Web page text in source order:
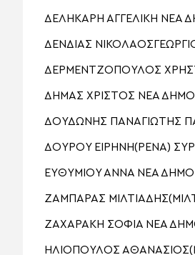
ΔΕΛΗΚΑΡΗ ΑΓΓΕΛΙΚΗ ΝΕΑ
ΔΕΝΔΙΑΣ
ΔΕΡΜΕΝΤΖΟΠΟΥΛΟΣ
ΔΗΜΑΣ ΧΡΙΣΤΟΣ ΝΕΑ
ΔΟΥΔΩΝΗΣ ΠΑΝΑΓΙΩΤΗΣ
ΔΟΥΡΟΥ ΕΙΡΗΝΗ(ΡΕΝΑ)
ΕΥΘΥΜΙΟΥ ΑΝΝΑ ΝΕΑ
ΖΑΜΠΑΡΑΣ
ΖΑΧΑΡΑΚΗ ΣΟΦΙΑ ΝΕΑ
ΗΛΙΟΠΟΥΛΟΣ